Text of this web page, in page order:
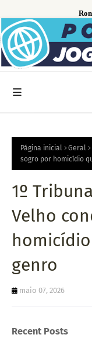
Página inicial Geral
sogro por homicídio
1º
Velho
genro
maio 07, 2026
Recent Posts